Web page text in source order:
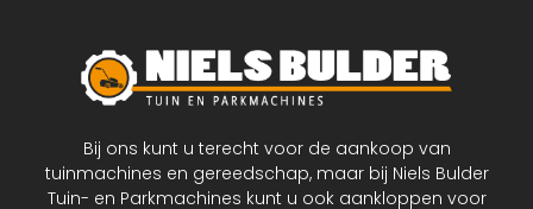
Bij ons kunt u terecht voor de aankoop van
tuinmachines en gereedschap, maar bij Niels Bulder
Tuin- en Parkmachines kunt u ook aankloppen voor